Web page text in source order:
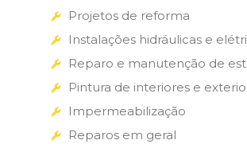
Projetos de reforma
Instalações hidráulicas e
Reparo e manutenção de
Pintura de interiores e
Impermeabilização
Reparos em geral